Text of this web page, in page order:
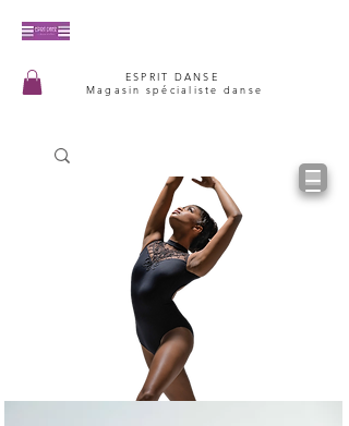
ESPRIT DANSE
Magasin spécialiste danse